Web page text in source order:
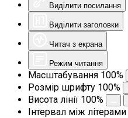
Виділити посилання
Виділити заголовки
Читач з екрана
Режим читання
Масштабування 100%
Розмір шрифту 100%
Висота лінії 100%
Інтервал між літерами